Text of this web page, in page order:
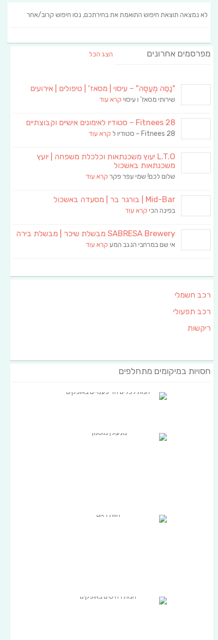
לא נמצאה תוצאת חיפוש התואמת את בחירתכם, נסו חיפוש קרוב/אחר
מפרסמים אחרונים הצג הכל
"נַסֵּה מְעַסֶּה" – עיסוי | מסאז' | טיפולים | אירועים
שירותי מסאז' ו עיסוי קרא עוד
Fitnees 28 – סטודיו לאימונים אישיים וקבוצתיים
Fitnees 28 – סטודיו ל קרא עוד
L.T.O יעוץ משכנתאות וכלכלת משפחה | יועץ
משכנתאות באשכול
שלום לכם! שמי עפר פקר קרא עוד
Mid-Bar | בורגר בר | מסעדה באשכול
בפינה הכי קרא עוד
SABRESA Brewery מבשלת שיכר | מבשלת בירה
אי שם במרחבי הנגב המע קרא עוד
רכב חשמלי
רכב תפעולי
ריקשות
חסויות במיקומים מתחלפים